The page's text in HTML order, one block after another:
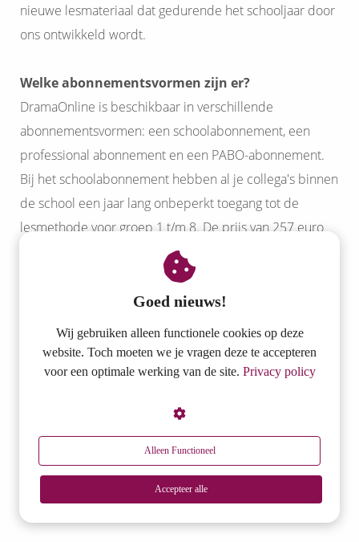
nieuwe lesmateriaal dat gedurende het schooljaar door
ons ontwikkeld wordt.
Welke abonnementsvormen zijn er?
DramaOnline is beschikbaar in verschillende
abonnementsvormen: een schoolabonnement, een
professional abonnement en een PABO-abonnement.
Bij het schoolabonnement hebben al je collega's binnen
de school een jaar lang onbeperkt toegang tot de
lesmethode voor groep 1 t/m 8. De prijs van 257 euro
per jaar is een vast totaalbedrag onafhankelijk van de
Een professional abonnement is gelijk aan het
één persoon tot het lesmateriaal voor groep 1 t/m 8.
Geschikt voor o.a. vakleerkrachten en dramadocenten.
meerdere vakdocenten binnen een team gebruik
maken van ons lesmateriaal.
Met het PABO-abonnement kunnen alle studenten en
docenten van een opleiding werken met DramaOnline.
Goed nieuws!
Wij gebruiken alleen functionele cookies op deze
website. Toch moeten we je vragen deze te accepteren
voor een optimale werking van de site. Privacy policy
Alleen Functioneel
Accepteer alle